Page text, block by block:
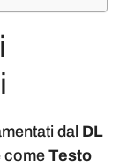
dal DL
comeTesto